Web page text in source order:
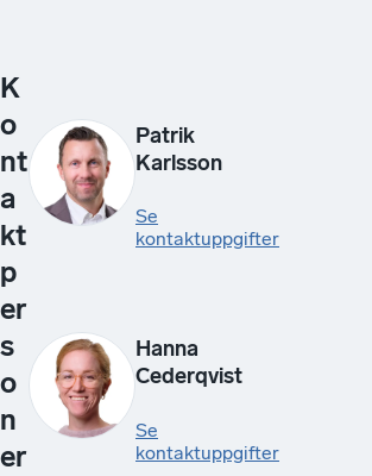
K
o
nt
a
kt
p
er
s
o
n
er
Patrik
Karlsson
Se
kontaktuppgifter
Hanna
Cederqvist
Se
kontaktuppgifter